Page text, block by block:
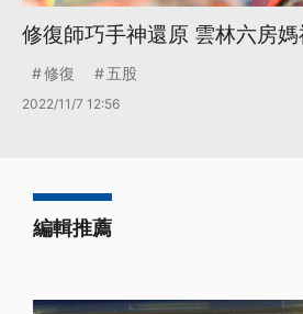
修復師巧手神還原 雲林六房
修復 五股
2022/11/7 12:56
編輯推薦